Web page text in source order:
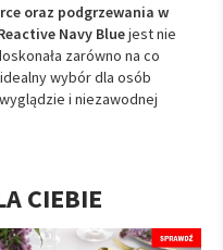
oraz podgrzewania w
Navy Bluejest nie
zarówno na co
wybór dla osób
i niezawodnej
CIEBIE